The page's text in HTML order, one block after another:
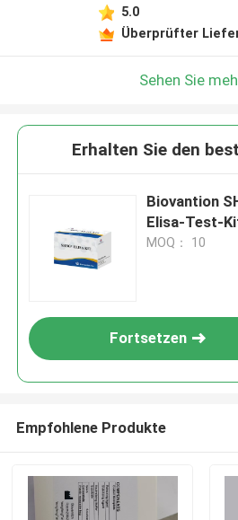
5.0
Überprüfter
Sehen Sie
Erhalten Sie den
Biovantion
Elisa-Test-
MOQ： 10
Fortsetzen
Empfohlene Produkte